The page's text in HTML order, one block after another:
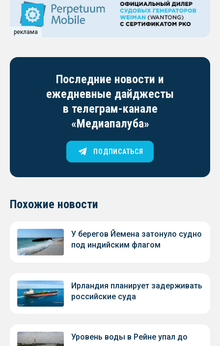
реклама
Последние новости и
ежедневные дайджесты
в телеграм-канале
«Медиапалуба»
ПОДПИСАТЬСЯ
Похожие новости
У берегов Йемена затонуло судно
под индийским флагом
Ирландия планирует задерживать
российские суда
Уровень воды в Рейне упал до